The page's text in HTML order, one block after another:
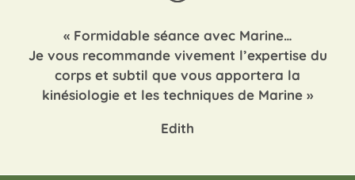
« Formidable séance avec Marine…
Je vous recommande vivement l’expertise du
corps et subtil que vous apportera la
kinésiologie et les techniques de Marine »
Edith